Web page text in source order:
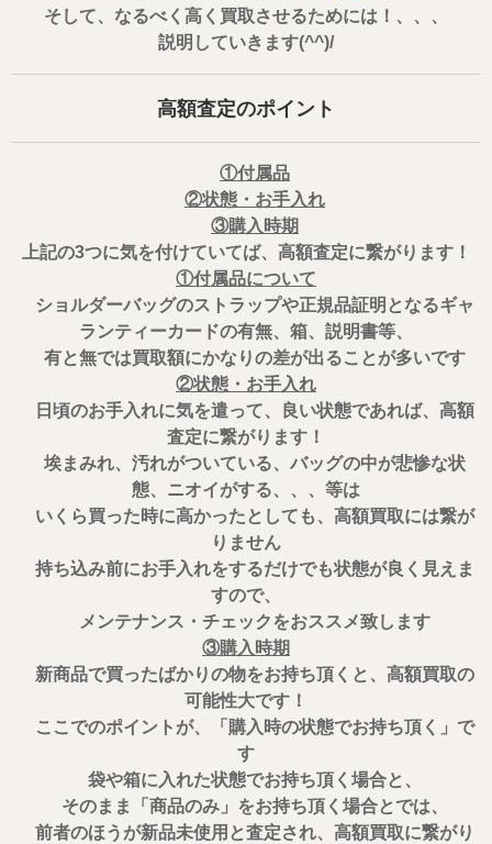
そして、なるべく高く買取させるためには！、、、
説明していきます(^^)/
高額査定のポイント
①付属品
②状態・お手入れ
③購入時期
上記の3つに気を付けていてば、高額査定に繋がります！
①付属品について
ショルダーバッグのストラップや正規品証明となるギャ
ランティーカードの有無、箱、説明書等、
有と無では買取額にかなりの差が出ることが多いです
②状態・お手入れ
日頃のお手入れに気を遣って、良い状態であれば、高額
査定に繋がります！
埃まみれ、汚れがついている、バッグの中が悲惨な状
態、ニオイがする、、、等は
いくら買った時に高かったとしても、高額買取には繋が
りません
持ち込み前にお手入れをするだけでも状態が良く見えま
すので、
メンテナンス・チェックをおススメ致します
③購入時期
新商品で買ったばかりの物をお持ち頂くと、高額買取の
可能性大です！
ここでのポイントが、「購入時の状態でお持ち頂く」で
す
袋や箱に入れた状態でお持ち頂く場合と、
そのまま「商品のみ」をお持ち頂く場合とでは、
前者のほうが新品未使用と査定され、高額買取に繋がり